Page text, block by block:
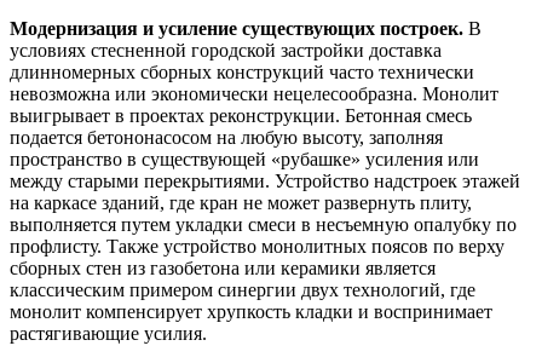
Модернизация и усиление существующих построек. В
условиях стесненной городской застройки доставка
длинномерных сборных конструкций часто технически
невозможна или экономически нецелесообразна. Монолит
выигрывает в проектах реконструкции. Бетонная смесь
подается бетононасосом на любую высоту, заполняя
пространство в существующей «рубашке» усиления или
между старыми перекрытиями. Устройство надстроек этажей
на каркасе зданий, где кран не может развернуть плиту,
выполняется путем укладки смеси в несъемную опалубку по
профлисту. Также устройство монолитных поясов по верху
сборных стен из газобетона или керамики является
классическим примером синергии двух технологий, где
монолит компенсирует хрупкость кладки и воспринимает
растягивающие усилия.